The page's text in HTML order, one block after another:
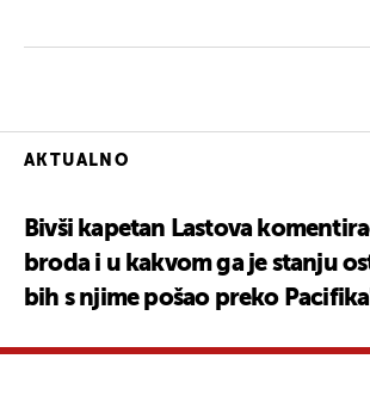
AKTUALNO
Bivši kapetan Lastova
broda i u kakvom ga je stanju
bih s njime pošao preko